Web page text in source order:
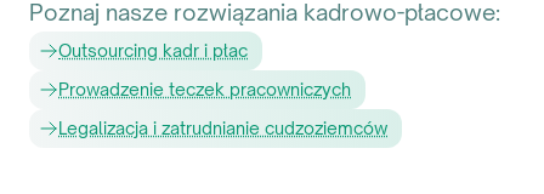
Poznaj nasze rozwiązania kadrowo-płacowe:
Outsourcing kadr i płac
Prowadzenie teczek pracowniczych
Legalizacja i zatrudnianie cudzoziemców